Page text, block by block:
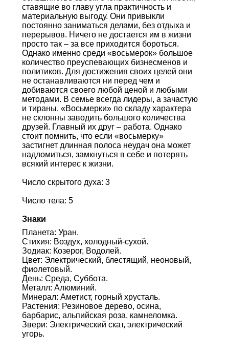
ставящие во главу угла практичность и
материальную выгоду. Они привыкли
постоянно заниматься делами, без отдыха и
перерывов. Ничего не достается им в жизни
просто так – за все приходится бороться.
Однако именно среди «восьмерок» большое
количество преуспевающих бизнесменов и
политиков. Для достижения своих целей они
не останавливаются ни перед чем и
добиваются своего любой ценой и любыми
методами. В семье всегда лидеры, а зачастую
и тираны. «Восьмерки» по складу характера
не склонны заводить большого количества
друзей. Главный их друг – работа. Однако
стоит помнить, что если «восьмерку»
застигнет длинная полоса неудач она может
надломиться, замкнуться в себе и потерять
всякий интерес к жизни.
Число скрытого духа: 3
Число тела: 5
Знаки
Планета: Уран.
Стихия: Воздух, холодный-сухой.
Зодиак: Козерог, Водолей.
Цвет: Электрический, блестящий, неоновый,
фиолетовый.
День: Среда, Суббота.
Металл: Алюминий.
Минерал: Аметист, горный хрусталь.
Растения: Резиновое дерево, осина,
барбарис, альпийская роза, камнеломка.
Звери: Электрический скат, электрический
угорь.